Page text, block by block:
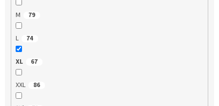
M 79
L 74
XL 67
XXL 86